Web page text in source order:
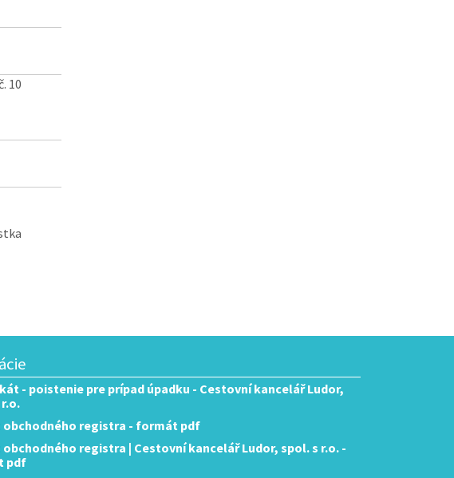
10
- poistenie pre prípad úpadku - Cestovní kancelář Ludor,
obchodného registra - formát pdf
obchodného registra | Cestovní kancelář Ludor, spol. s r.o. -
pdf